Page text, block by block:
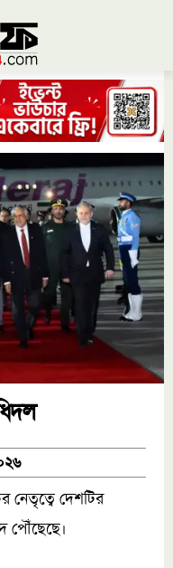
নেতৃত্বে দেশটির
পৌঁছেছে।